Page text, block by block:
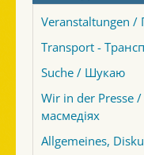
Veranstaltungen /
Transport -
Suche / Шукаю
Wir in der Presse
масмедіях
Allgemeines,